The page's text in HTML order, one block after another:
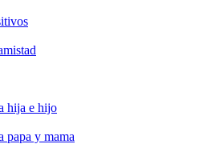
hija e hijo
papa y mama